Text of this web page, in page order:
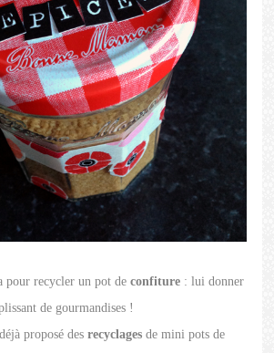
pour recycler un pot deconfiture : lui donner
de gourmandises !
proposé desrecyclages de mini pots de